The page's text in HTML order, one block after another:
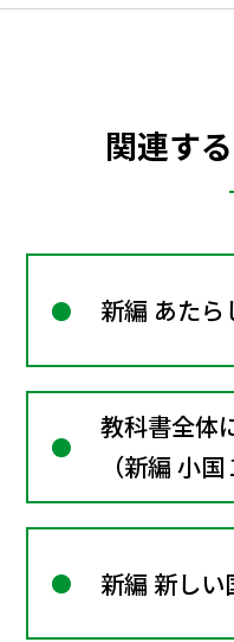
関連す
新編 あた
教科書全体
（新編 小国
新編 新し